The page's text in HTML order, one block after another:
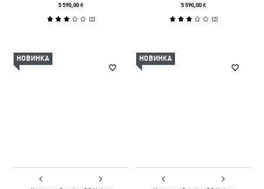
5 590,00 ₴
(2)
5 590,00 ₴
(2)
НОВИНКА НОВИНКА